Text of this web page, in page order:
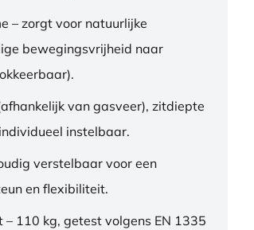
– zorgt voor natuurlijke
bewegingsvrijheid naar
van gasveer), zitdiepte
instelbaar.
verstelbaar voor een
en flexibiliteit.
110 kg, getest volgens EN 1335